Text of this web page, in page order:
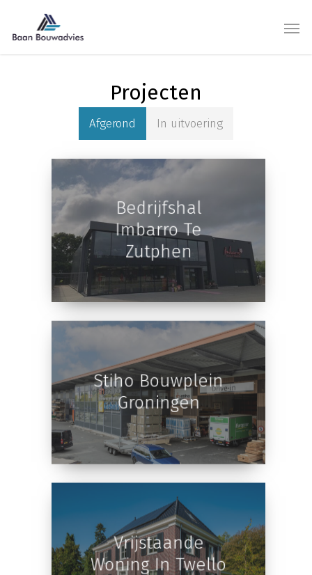
Projecten
Afgerond In uitvoering
Bedrijfshal
Imbarro Te
Zutphen
Stiho Bouwplein
Groningen
Vrijstaande
Woning In Twello